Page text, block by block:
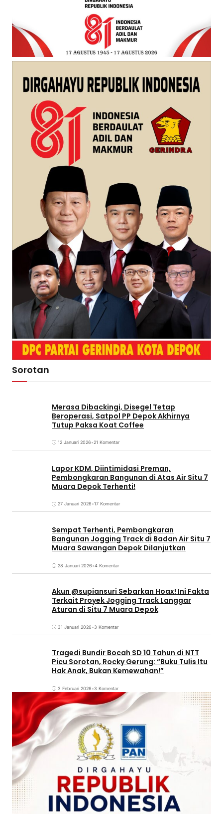
Sorotan
Merasa Dibackingi, Disegel Tetap
Beroperasi, Satpol PP Depok Akhirnya
Tutup Paksa Koat Coffee
12 Januari 2026•21 Komentar
Lapor KDM, Diintimidasi Preman,
Pembongkaran Bangunan di Atas Air Situ 7
Muara Depok Terhenti!
27 Januari 2026•17 Komentar
Sempat Terhenti, Pembongkaran
Bangunan Jogging Track di Badan Air Situ 7
Muara Sawangan Depok Dilanjutkan
28 Januari 2026•4 Komentar
Akun @supiansuri Sebarkan Hoax! Ini Fakta
Terkait Proyek Jogging Track Langgar
Aturan di Situ 7 Muara Depok
31 Januari 2026•3 Komentar
Tragedi Bundir Bocah SD 10 Tahun di NTT
Picu Sorotan, Rocky Gerung: “Buku Tulis Itu
Hak Anak, Bukan Kemewahan!”
3 Februari 2026•3 Komentar